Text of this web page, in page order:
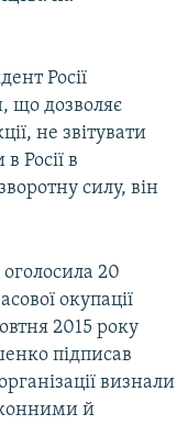
Росії
що дозволяє
не звітувати
Росії в
силу, він
20
окупації
2015 року
підписав
визнали
й